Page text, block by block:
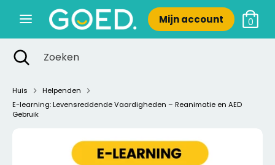
naar
Mijn account 0
ZoekenZoeken
ZoekenZoeken
Zoekopdracht
sluiten
Huis
Helpenden
E-learning: Levensreddende Vaardigheden – Reanimatie en AED
Gebruik